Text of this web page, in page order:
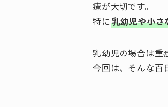
療が大切です。
特に乳幼児や小さ
乳幼児の場合は重
今回は、そんな百